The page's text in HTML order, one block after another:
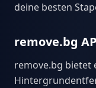
deine besten
remove.bg
remove.bg bietet